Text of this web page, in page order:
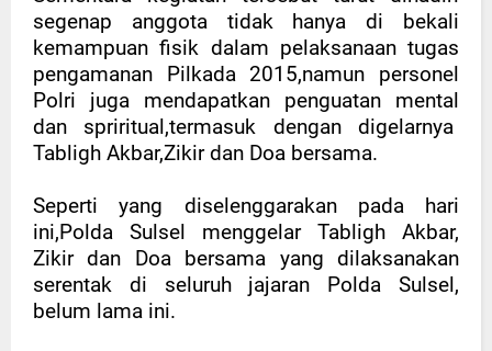
segenap anggota tidak hanya di bekali
kemampuan fisik dalam pelaksanaan tugas
pengamanan Pilkada 2015,namun personel
Polri juga mendapatkan penguatan mental
dan spriritual,termasuk dengan digelarnya
Tabligh Akbar,Zikir dan Doa bersama.
Seperti yang diselenggarakan pada hari
ini,Polda Sulsel menggelar Tabligh Akbar,
Zikir dan Doa bersama yang dilaksanakan
serentak di seluruh jajaran Polda Sulsel,
belum lama ini.